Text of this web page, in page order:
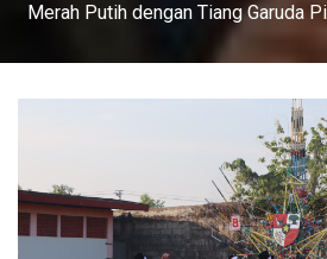
Merah Putih dengan Tiang Garuda